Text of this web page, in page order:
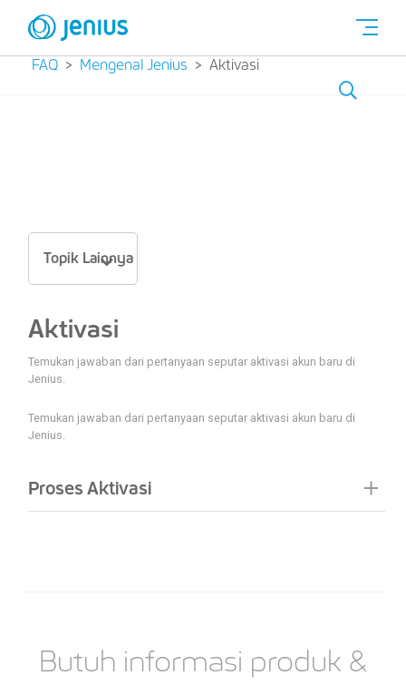
FAQ Mengenal Jenius Aktivasi
Topik Lainnya
Aktivasi
Temukan jawaban dari pertanyaan seputar aktivasi akun baru di
Jenius.
Temukan jawaban dari pertanyaan seputar aktivasi akun baru di
Jenius.
Proses Aktivasi
Butuh informasi produk &